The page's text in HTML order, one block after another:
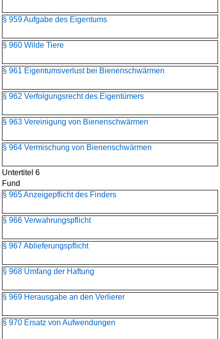
§ 959 Aufgabe des Eigentums
§ 960 Wilde Tiere
§ 961 Eigentumsverlust bei Bienenschwärmen
§ 962 Verfolgungsrecht des Eigentümers
§ 963 Vereinigung von Bienenschwärmen
§ 964 Vermischung von Bienenschwärmen
Untertitel 6
Fund
§ 965 Anzeigepflicht des Finders
§ 966 Verwahrungspflicht
§ 967 Ablieferungspflicht
§ 968 Umfang der Haftung
§ 969 Herausgabe an den Verlierer
§ 970 Ersatz von Aufwendungen